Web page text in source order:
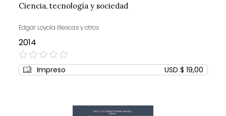
Ciencia, tecnología y sociedad
Edgar Loyola Illescas y otros
2014
0%
Impreso USD $ 19,00